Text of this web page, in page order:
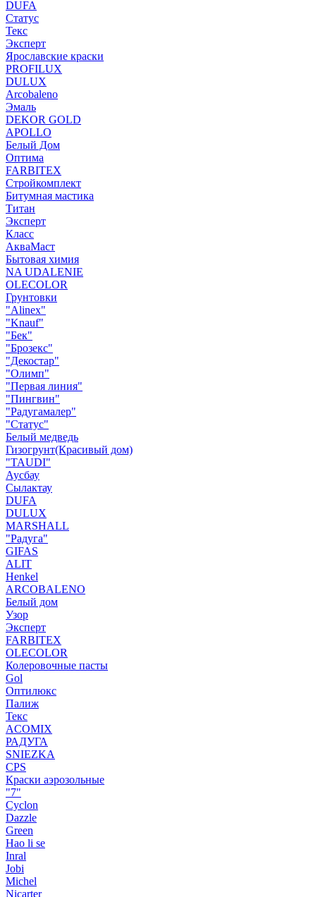
DUFA
Статус
Текс
Эксперт
Ярославские краски
PROFILUX
DULUX
Arcobaleno
Эмаль
DEKOR GOLD
APOLLO
Белый Дом
Оптима
FARBITEX
Стройкомплект
Битумная мастика
Титан
Эксперт
Класс
АкваМаст
Бытовая химия
NA UDALENIE
OLECOLOR
Грунтовки
"Alinex"
"Knauf"
"Бек"
"Брозекс"
"Декостар"
"Олимп"
"Первая линия"
"Пингвин"
"Радугамалер"
"Статус"
Белый медведь
Гизогрунт(Красивый дом)
"TAUDI"
Аусбау
Сылактау
DUFA
DULUX
MARSHALL
"Радуга"
GIFAS
ALIT
Henkel
ARCOBALENO
Белый дом
Узор
Эксперт
FARBITEX
OLECOLOR
Колеровочные пасты
Gol
Оптилюкс
Палиж
Текс
ACOMIX
РАДУГА
SNIEZKA
CPS
Краски аэрозольные
"7"
Cyclon
Dazzle
Green
Hao li se
Inral
Jobi
Michel
Nicarter